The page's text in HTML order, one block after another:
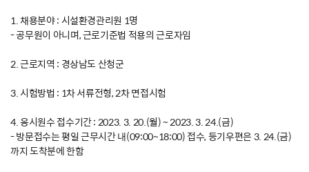
1. 채용분야 : 시설환경관리원 1명
- 공무원이 아니며, 근로기준법 적용의 근로자임
2. 근로지역 : 경상남도 산청군
3. 시험방법 : 1차 서류전형, 2차 면접시험
4. 응시원수 접수기간 : 2023. 3. 20.(월) ~ 2023. 3. 24.(금)
- 방문접수는 평일 근무시간 내(09:00~18:00) 접수, 등기우편은 3. 24.(금)
까지 도착분에 한함